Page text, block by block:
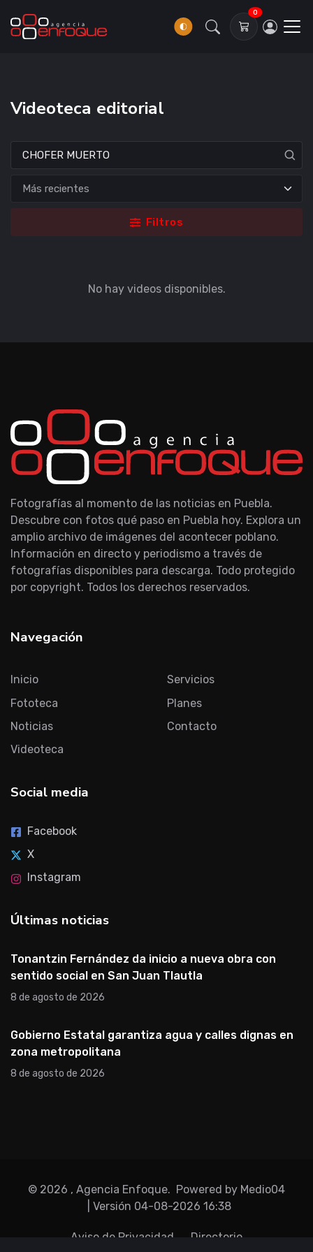
0
Videoteca editorial
Filtros
No hay videos disponibles.
Fotografías al momento de las noticias en Puebla.
Descubre con fotos qué paso en Puebla hoy. Explora un
amplio archivo de imágenes del acontecer poblano.
Información en directo y periodismo a través de
fotografías disponibles para descarga. Todo protegido
por copyright. Todos los derechos reservados.
Navegación
Inicio
Fototeca
Noticias
Videoteca
Servicios
Planes
Contacto
Social media
Facebook
X
Instagram
Últimas noticias
Tonantzin Fernández da inicio a nueva obra con
sentido social en San Juan Tlautla
8 de agosto de 2026
Gobierno Estatal garantiza agua y calles dignas en
zona metropolitana
8 de agosto de 2026
© 2026 , Agencia Enfoque. Powered by Medio04
| Versión 04-08-2026 16:38
Aviso de Privacidad Directorio